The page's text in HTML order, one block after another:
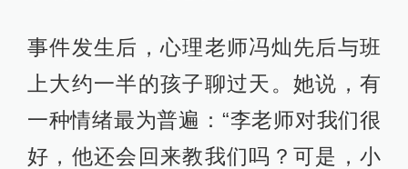
事件发生后，心理老师冯灿先后与班
上大约一半的孩子聊过天。她说，有
一种情绪最为普遍：“李老师对我们很
好，他还会回来教我们吗？可是，小